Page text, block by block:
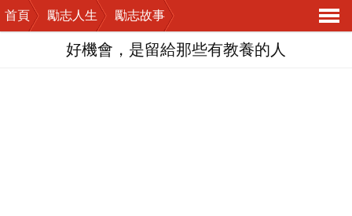
首頁 勵志人生
勵志故事
導
好機會，是留給那些有教養的人